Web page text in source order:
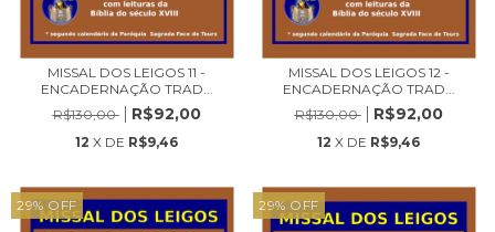
MISSAL DOS LEIGOS 11 -
ENCADERNAÇÃO TRAD...
R$130,00
R$92,00
12 X DE R$9,46
MISSAL DOS LEIGOS 12 -
ENCADERNAÇÃO TRAD...
R$130,00
R$92,00
12 X DE R$9,46
29% OFF 29% OFF